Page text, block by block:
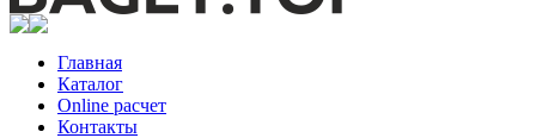
Главная
Каталог
Online расчет
Контакты